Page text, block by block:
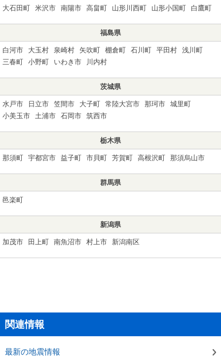
大石田町 米沢市 南陽市 高畠町 山形川西町 山形小国町 白鷹町
福島県
白河市 大玉村 泉崎村 矢吹町 棚倉町 石川町 平田村
浅川町
三春町
小野町 いわき市 川内村
茨城県
水戸市 日立市 笠間市 大子町 常陸大宮市 那珂市
城里町
小美玉市
土浦市 石岡市 筑西市
栃木県
那須町 宇都宮市 益子町 市貝町 芳賀町 高根沢町 那須烏山市
群馬県
邑楽町
新潟県
加茂市 田上町 南魚沼市 村上市 新潟南区
関連情報
最新の地震情報